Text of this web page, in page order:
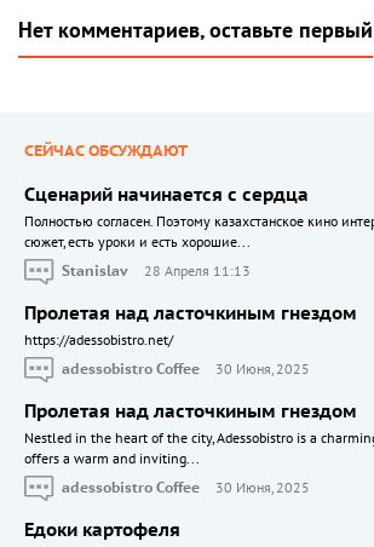
Нет комментариев, оставьте первый
СЕЙЧАС ОБСУЖДАЮТ
Сценарий начинается с сердца
Полностью согласен. Поэтому казахстанское кино
сюжет, есть уроки и есть хорошие...
Stanislav
28 Апреля 11:13
Пролетая над ласточкиным гнездом
https://adessobistro.net/
adessobistro Coffee
30 Июня, 2025
Пролетая над ласточкиным гнездом
Nestled in the heart of the city, Adessobistro is a
offers a warm and inviting...
adessobistro Coffee
30 Июня, 2025
Едоки картофеля